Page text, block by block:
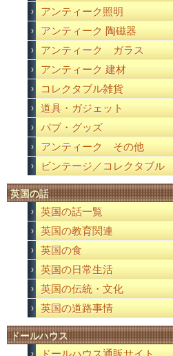
アンティーク照明
アンティーク 陶磁器
アンティーク ガラス
アンティーク 建材
コレクタブル雑貨
道具・ガジェット
パブ・グッズ
アンティーク その他
ビンテージ／コレクタブル
英国の話
英国の話一覧
英国の教育関連
英国の食
英国の日常生活
英国の伝統・文化
英国の道路事情
ドールハウス